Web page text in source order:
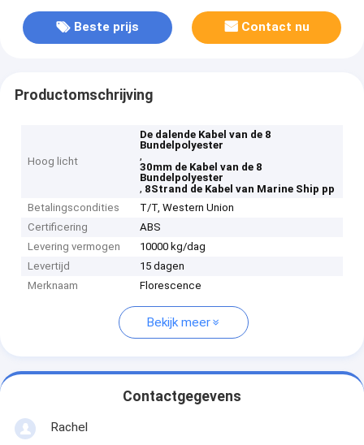
Beste prijs Contact nu
Productomschrijving
Hoog licht
De dalende Kabel van de 8
Bundelpolyester
,
30mm de Kabel van de 8
Bundelpolyester
, 8Strand de Kabel van Marine Ship pp
Betalingscondities
T/T, Western Union
Certificering
ABS
Levering vermogen
10000 kg/dag
Levertijd
15 dagen
Merknaam
Florescence
Bekijk meer
Contactgegevens
Rachel